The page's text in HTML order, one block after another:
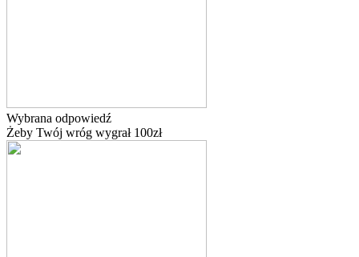
Wybrana odpowiedź
Żeby Twój wróg wygrał 100zł